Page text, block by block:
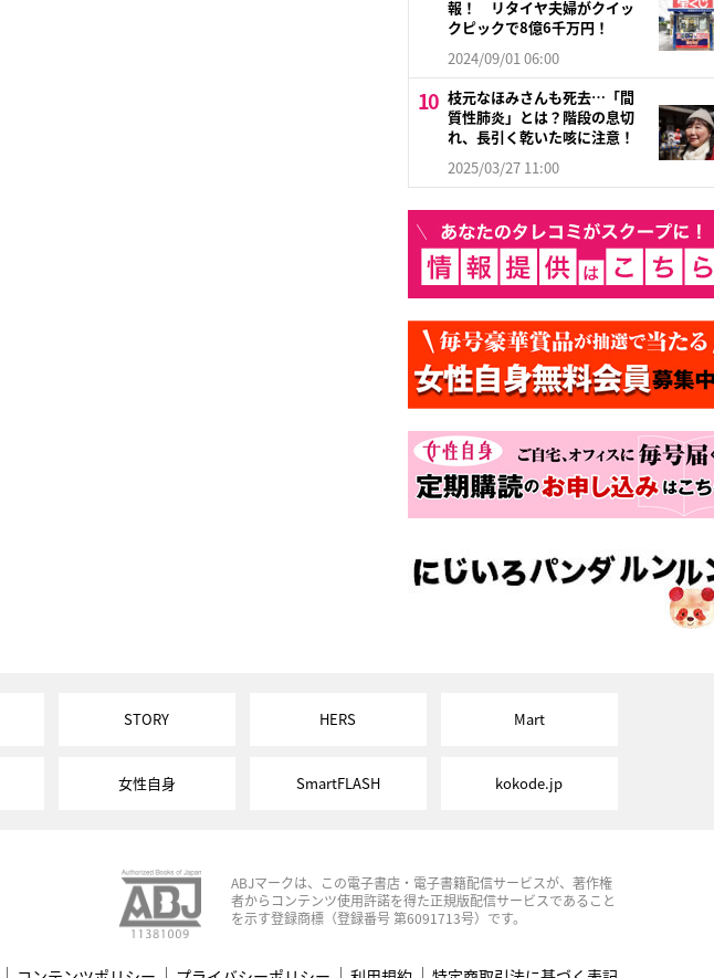
報！ リタイヤ夫婦がクイッ
クピックで8億6千万円！
2024/09/01 06:00
枝元なほみさんも死去…「間
質性肺炎」とは？階段の息切
れ、長引く乾いた咳に注意！
2025/03/27 11:00
STORY HERS Mart
女性自身 SmartFLASH kokode.jp
ABJマークは、この電子書店・電子書籍配信サービスが、著作権
者からコンテンツ使用許諾を得た正規版配信サービスであること
を示す登録商標（登録番号 第6091713号）です。